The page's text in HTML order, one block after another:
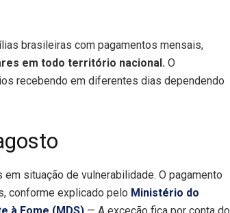
brasileiras com pagamentos mensais,
em todo território nacional. O
recebendo em diferentes dias dependendo
situação de vulnerabilidade. O pagamento
conforme explicado pelo Ministério do